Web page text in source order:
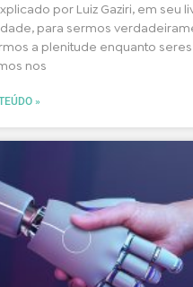
por Luiz Gaziri, em seu
para sermos
a plenitude enquanto
nos
»